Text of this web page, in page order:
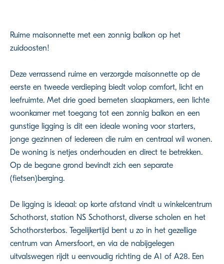
Ruime maisonnette met een zonnig balkon op het
zuidoosten!
Deze verrassend ruime en verzorgde maisonnette op de
eerste en tweede verdieping biedt volop comfort, licht en
leefruimte. Met drie goed bemeten slaapkamers, een lichte
woonkamer met toegang tot een zonnig balkon en een
gunstige ligging is dit een ideale woning voor starters,
jonge gezinnen of iedereen die ruim en centraal wil wonen.
De woning is netjes onderhouden en direct te betrekken.
Op de begane grond bevindt zich een separate
(fietsen)berging.
De ligging is ideaal: op korte afstand vindt u winkelcentrum
Schothorst, station NS Schothorst, diverse scholen en het
Schothorsterbos. Tegelijkertijd bent u zo in het gezellige
centrum van Amersfoort, en via de nabijgelegen
uitvalswegen rijdt u eenvoudig richting de A1 of A28. Een